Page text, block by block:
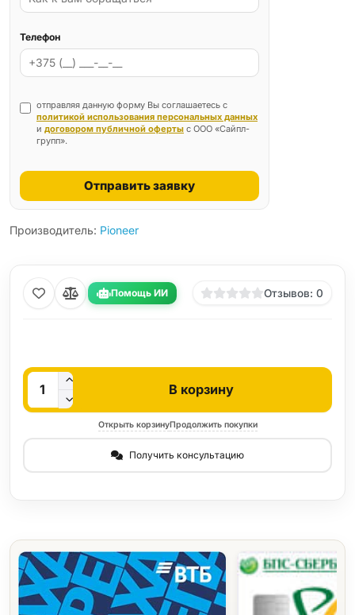
Телефон
отправляя данную форму Вы соглашаетесь с
политикой использования персональных данных
и договором публичной оферты с ООО «Сайпл-
групп».
Отправить заявку
Производитель: Pioneer
Помощь ИИ Отзывов: 0
Кол-во
В корзину
Открыть корзинуПродолжить покупки
Получить консультацию